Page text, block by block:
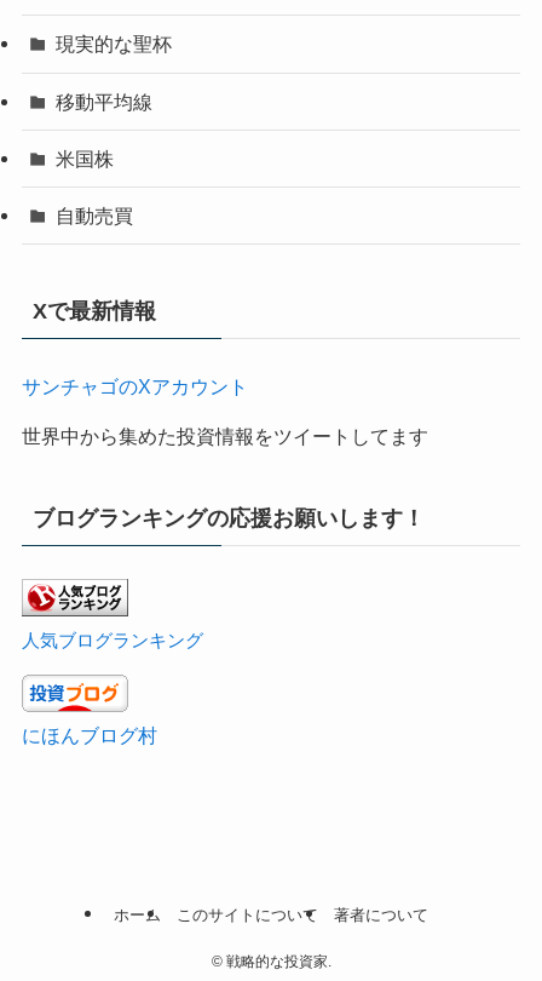
現実的な聖杯
移動平均線
米国株
自動売買
Xで最新情報
サンチャゴのXアカウント
世界中から集めた投資情報をツイートしてます
ブログランキングの応援お願いします！
人気ブログランキング
にほんブログ村
ホーム このサイトについて 著者について
©戦略的な投資家.